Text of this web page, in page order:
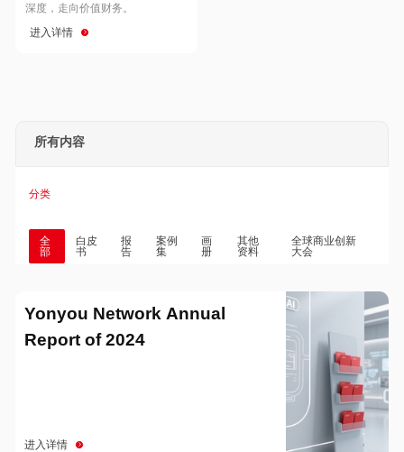
深度，走向价值财务。
进入详情
所有内容
分类
全
部
白皮
书
报
告
案例
集
画
册
其他
资料
全球商业创新
大会
Yonyou Network Annual
Report of 2024
进入详情